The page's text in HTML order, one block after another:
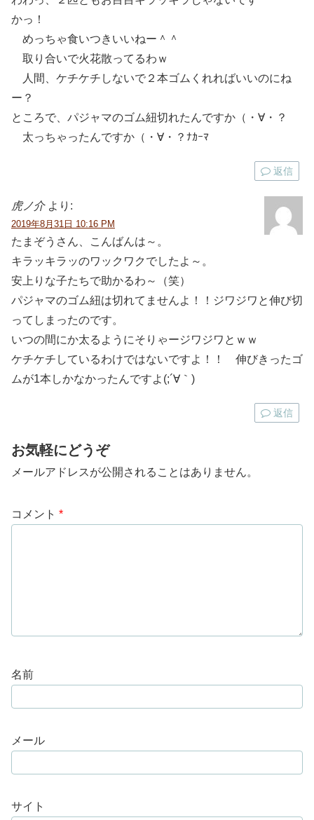
かっ！
めっちゃ食いつきいいねー＾＾
取り合いで火花散ってるわｗ
人間、ケチケチしないで２本ゴムくれればいいのにね
ー？
ところで、パジャマのゴム紐切れたんですか（・∀・？
太っちゃったんですか（・∀・？ﾅｶｰﾏ
返信
虎ノ介 より:
2019年8月31日 10:16 PM
たまぞうさん、こんばんは～。
キラッキラッのワックワクでしたよ～。
安上りな子たちで助かるわ～（笑）
パジャマのゴム紐は切れてませんよ！！ジワジワと伸び切
ってしまったのです。
いつの間にか太るようにそりゃージワジワとｗｗ
ケチケチしているわけではないですよ！！ 伸びきったゴ
ムが1本しかなかったんですよ(;´∀｀)
返信
お気軽にどうぞ
メールアドレスが公開されることはありません。
コメント *
名前
メール
サイト